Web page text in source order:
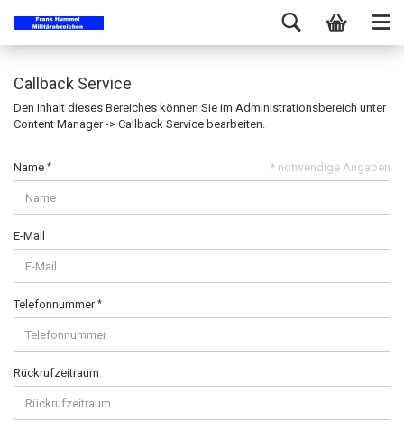
Callback Service
Den Inhalt dieses Bereiches können Sie im Administrationsbereich unter
Content Manager -> Callback Service bearbeiten.
* notwendige Angaben
Name
E-Mail
Telefonnummer
Rückrufzeitraum